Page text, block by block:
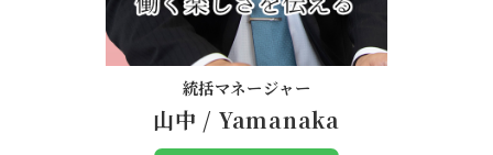
統括マネージャー
山中 / Yamanaka